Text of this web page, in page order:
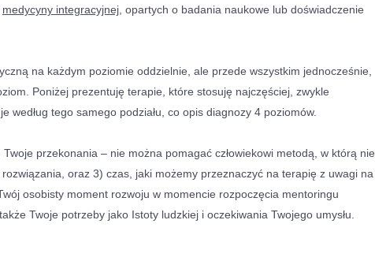
medycyny integracyjnej , opartych o badania naukowe lub doświadczenie
na każdym poziomie oddzielnie, ale przede wszystkim jednocześnie,
Poniżej prezentuję terapie, które stosuję najczęściej, zwykle
według tego samego podziału, co opis diagnozy 4 poziomów.
przekonania – nie można pomagać człowiekowi metodą, w którą nie
oraz 3) czas, jaki możemy przeznaczyć na terapię z uwagi na
osobisty moment rozwoju w momencie rozpoczęcia mentoringu
Twoje potrzeby jako Istoty ludzkiej i oczekiwania Twojego umysłu.